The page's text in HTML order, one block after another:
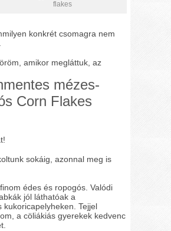
flakes
konkrét csomagra nem
amikor megláttuk, az
mézes-
Corn Flakes
sokáig, azonnal meg is
édes és ropogós. Valódi
jól láthatóak a
kukoricapelyheken. Tejjel
a cöliákiás gyerekek kedvenc